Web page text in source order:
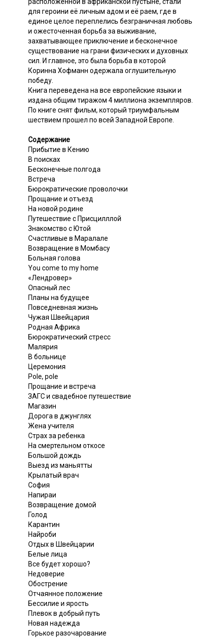
для героини её личным адом и её раем, где в
единое целое переплелись безграничная любовь
и ожесточенная борьба за выживание,
захватывающее приключение и бесконечное
существование на грани физических и духовных
сил. И главное, это была борьба в которой
Коринна Хофманн одержала оглушительную
победу.
Книга переведена на все европейские языки и
издана общим тиражом 4 миллиона экземпляров.
По книге снят фильм, который триумфальным
шествием прошел по всей Западной Европе.
Содержание
Прибытие в Кению
В поисках
Бесконечные полгода
Встреча
Бюрократические проволочки
Прощание и отъезд
На новой родине
Путешествие с Присцилллой
Знакомство с Ютой
Счастливые в Маралале
Возвращение в Момбасу
Больная голова
You come to my home
«Лендровер»
Опасный лес
Планы на будущее
Повседневная жизнь
Чужая Швейцария
Родная Африка
Бюрократический стресс
Малярия
В больнице
Церемония
Pole, pole
Прощание и встреча
ЗАГС и свадебное путешествие
Магазин
Дорога в джунглях
Жена учителя
Страх за ребенка
На смертельном откосе
Большой дождь
Выезд из маньятты
Крылатый врач
София
Напираи
Возвращение домой
Голод
Карантин
Найроби
Отдых в Швейцарии
Белые лица
Все будет хорошо?
Недоверие
Обострение
Отчаянное положение
Бессилие и ярость
Плевок в добрый путь
Новая надежда
Горькое разочарование